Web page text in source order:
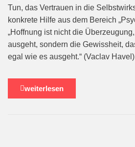
Tun, das Vertrauen in die
konkrete Hilfe aus dem Bereich
„Hoffnung ist nicht die
ausgeht, sondern die Gewissheit,
egal wie es ausgeht.“ (Vaclav
weiterlesen